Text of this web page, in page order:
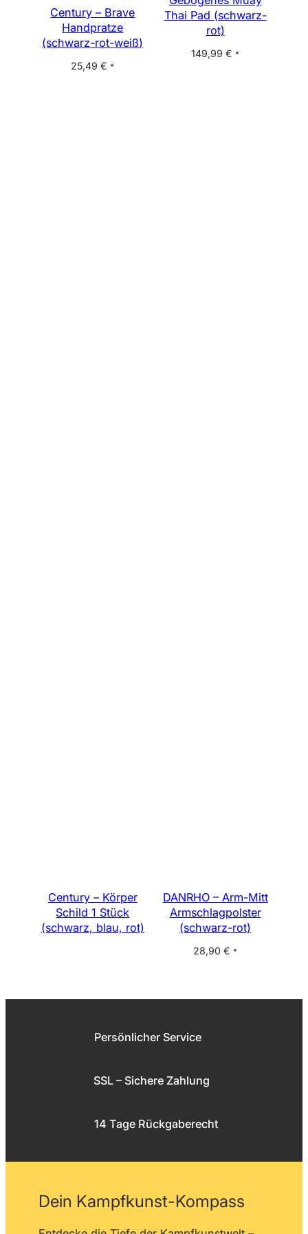
Century – Brave
Handpratze
(schwarz-rot-weiß)
25,49€ *
Thai Pad (schwarz-
rot)
149,99€ *
Century – Körper
Schild 1 Stück
(schwarz, blau, rot)
DANRHO – Arm-Mitt
Armschlagpolster
(schwarz-rot)
28,90€ *
Persönlicher Service
SSL – Sichere Zahlung
14 Tage Rückgaberecht
Dein Kampfkunst-Kompass